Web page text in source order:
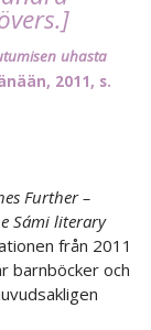
uhasta
2011, s.
Further –
Sámi literary
från 2011
barnböcker och